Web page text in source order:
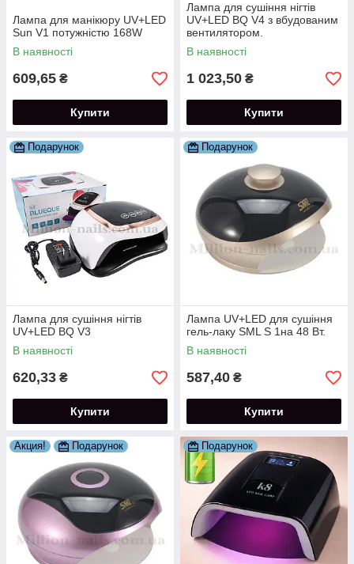
Лампа для манікюру UV+LED
Sun V1 потужністю 168W
В наявності
609,65 ₴
Купити
Лампа для сушіння нігтів
UV+LED BQ V4 з вбудованим
вентилятором.
В наявності
1 023,50 ₴
Купити
Подарунок
Лампа для сушіння нігтів
UV+LED BQ V3
В наявності
620,33 ₴
Купити
Подарунок
Лампа UV+LED для сушіння
гель-лаку SML S 1на 48 Вт.
В наявності
587,40 ₴
Купити
Акция! Подарунок Подарунок